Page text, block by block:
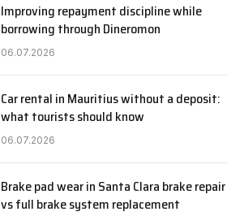
Improving repayment discipline while
borrowing through Dineromon
06.07.2026
Car rental in Mauritius without a deposit:
what tourists should know
06.07.2026
Brake pad wear in Santa Clara brake repair
vs full brake system replacement